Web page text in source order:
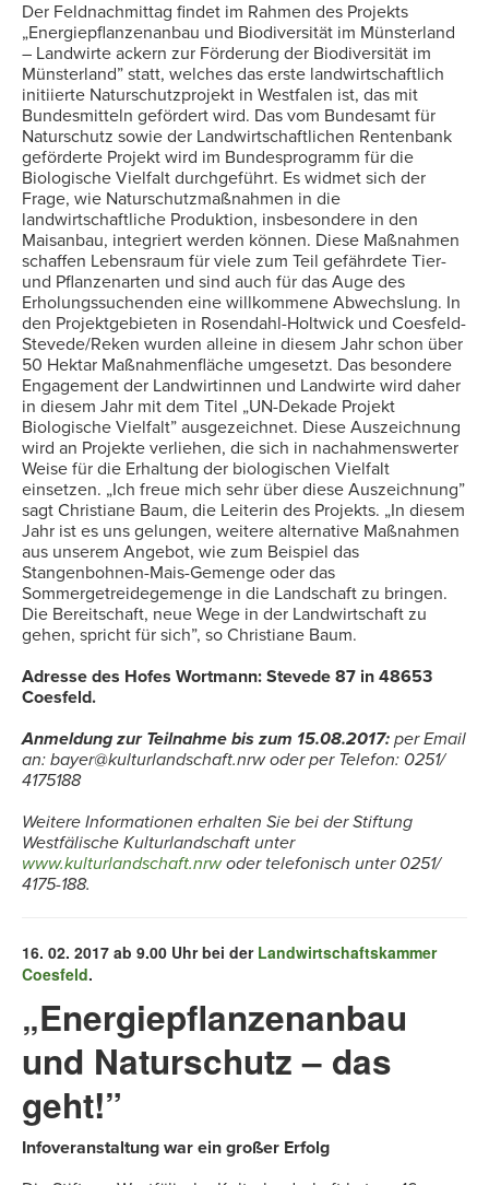
Der Feldnachmittag findet im Rahmen des Projekts
„Energiepflanzenanbau und Biodiversität im Münsterland
– Landwirte ackern zur Förderung der Biodiversität im
Münsterland” statt, welches das erste landwirtschaftlich
initiierte Naturschutzprojekt in Westfalen ist, das mit
Bundesmitteln gefördert wird. Das vom Bundesamt für
Naturschutz sowie der Landwirtschaftlichen Rentenbank
geförderte Projekt wird im Bundesprogramm für die
Biologische Vielfalt durchgeführt. Es widmet sich der
Frage, wie Naturschutzmaßnahmen in die
landwirtschaftliche Produktion, insbesondere in den
Maisanbau, integriert werden können. Diese Maßnahmen
schaffen Lebensraum für viele zum Teil gefährdete Tier-
und Pflanzenarten und sind auch für das Auge des
Erholungssuchenden eine willkommene Abwechslung. In
den Projektgebieten in Rosendahl-Holtwick und Coesfeld-
Stevede/Reken wurden alleine in diesem Jahr schon über
50 Hektar Maßnahmenfläche umgesetzt. Das besondere
Engagement der Landwirtinnen und Landwirte wird daher
in diesem Jahr mit dem Titel „UN-Dekade Projekt
Biologische Vielfalt” ausgezeichnet. Diese Auszeichnung
wird an Projekte verliehen, die sich in nachahmenswerter
Weise für die Erhaltung der biologischen Vielfalt
einsetzen. „Ich freue mich sehr über diese Auszeichnung”
sagt Christiane Baum, die Leiterin des Projekts. „In diesem
Jahr ist es uns gelungen, weitere alternative Maßnahmen
aus unserem Angebot, wie zum Beispiel das
Stangenbohnen-Mais-Gemenge oder das
Sommergetreidegemenge in die Landschaft zu bringen.
Die Bereitschaft, neue Wege in der Landwirtschaft zu
gehen, spricht für sich”, so Christiane Baum.
Adresse des Hofes Wortmann: Stevede 87 in 48653
Coesfeld.
Anmeldung zur Teilnahme bis zum 15.08.2017: per Email
an: bayer@kulturlandschaft.nrw oder per Telefon: 0251/
4175188
Weitere Informationen erhalten Sie bei der Stiftung
Westfälische Kulturlandschaft unter
www.kulturlandschaft.nrwoder telefonisch unter 0251/
4175-188.
16. 02. 2017 ab 9.00 Uhr bei der Landwirtschaftskammer
Coesfeld.
„Energiepflanzenanbau
und Naturschutz – das
geht!”
Infoveranstaltung war ein großer Erfolg